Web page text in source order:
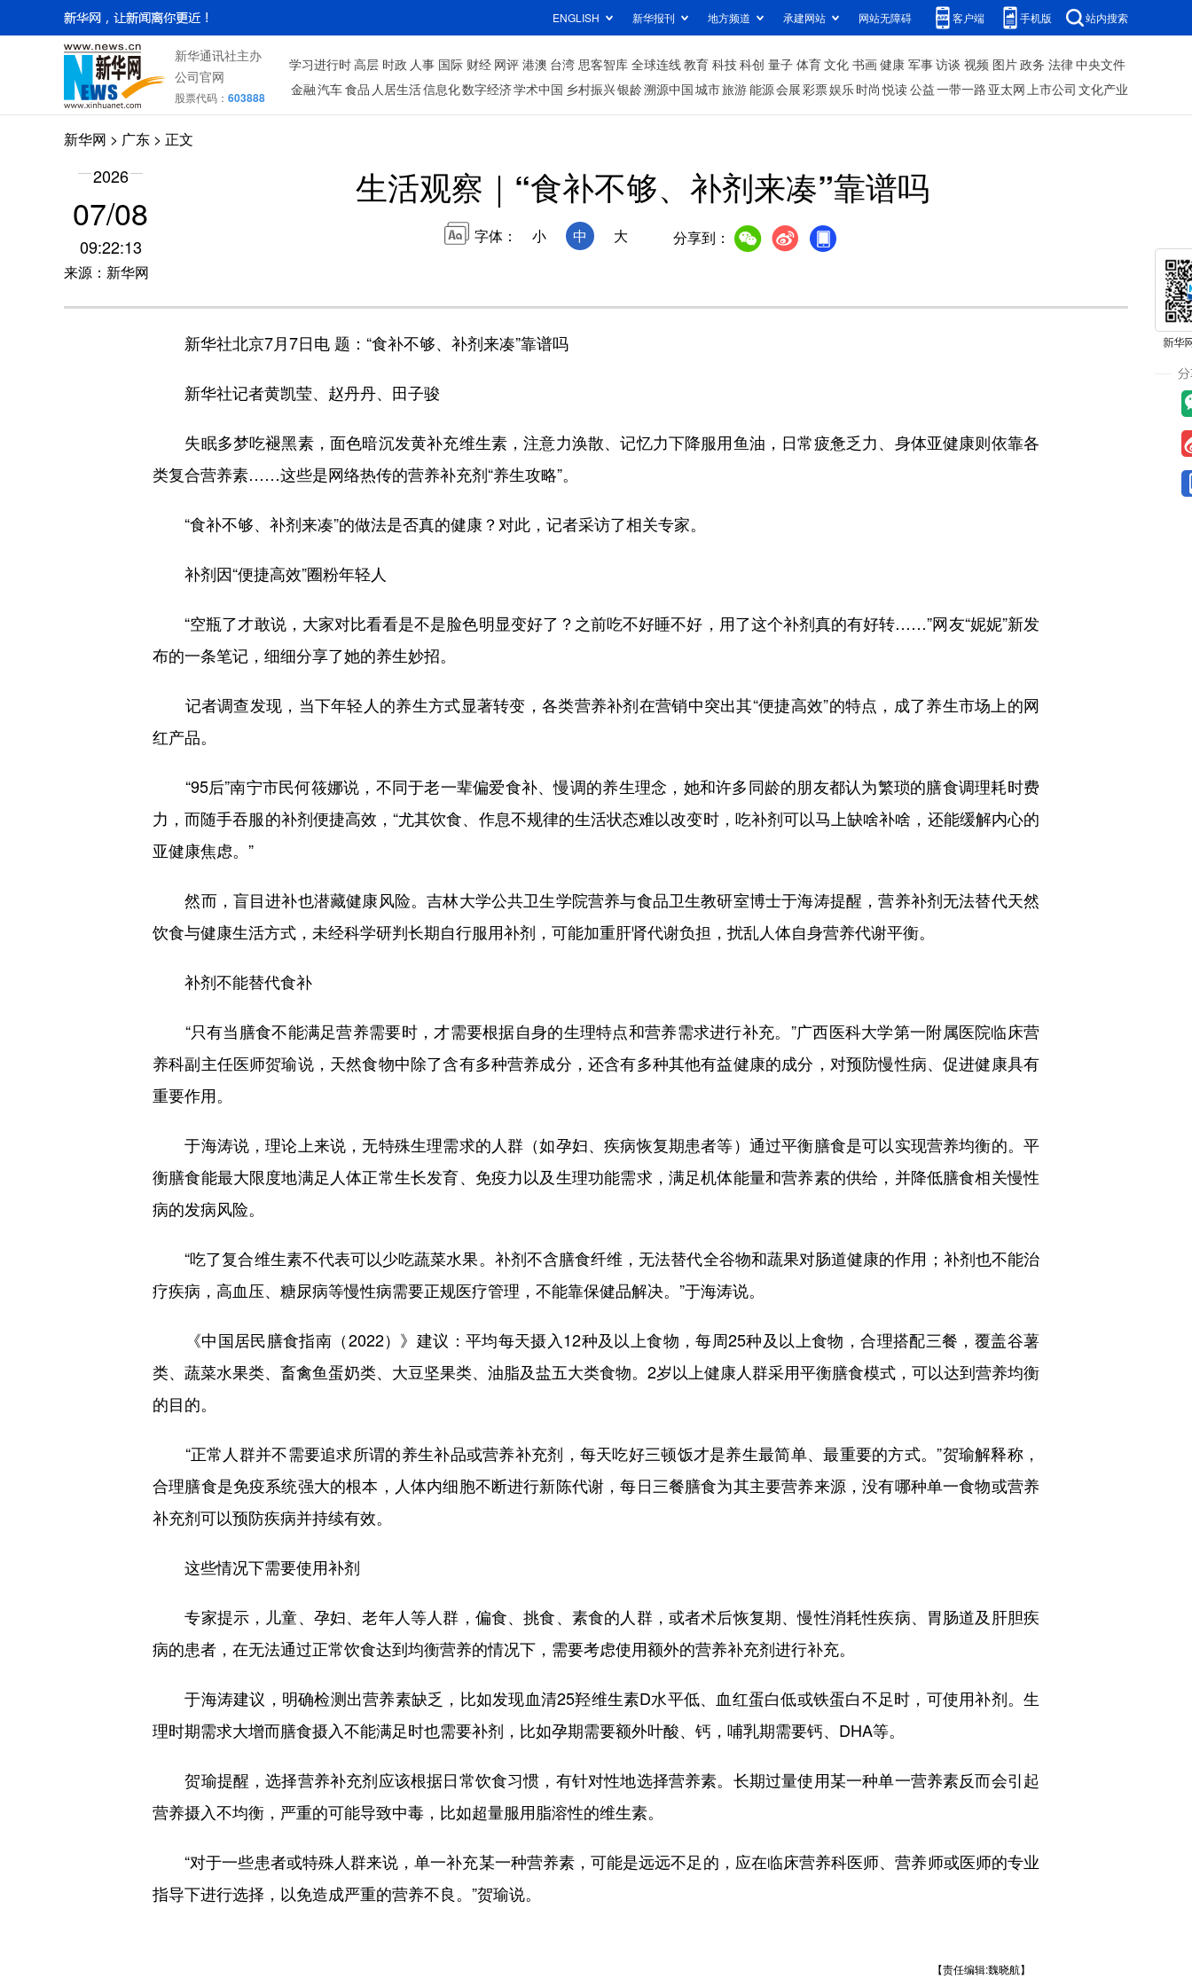
ENGLISH 新华报刊 地方频道 承建网站 网站无障碍 客户端 手机版 站内搜索
新华通讯社主办
公司官网
股票代码： 603888
学习进行时高层 时政 人事 国际 财经 网评 港澳 台湾 思客智库 全球连线教育 科技科创 量子 体育文化 书画健康 军事访谈 视频 图片政务 法律中央文件
金融汽车食品 人居生活信息化数字经济学术中国 乡村振兴银龄溯源中国城市旅游能源会展彩票娱乐时尚 悦读公益一带一路 亚太网上市公司 文化产业
新华网 > 广东 > 正文
2026
07/08
09:22:13
来源：新华网
生活观察｜“食补不够、补剂来凑”靠谱吗
字体： 小 中 大 分享到：
新华社北京7月7日电 题：“食补不够、补剂来凑”靠谱吗
新华社记者黄凯莹、赵丹丹、田子骏
失眠多梦吃褪黑素，面色暗沉发黄补充维生素，注意力涣散、记忆力下降服用鱼油，日常疲惫乏力、身体亚健康则依靠各
类复合营养素……这些是网络热传的营养补充剂“养生攻略”。
“食补不够、补剂来凑”的做法是否真的健康？对此，记者采访了相关专家。
补剂因“便捷高效”圈粉年轻人
“空瓶了才敢说，大家对比看看是不是脸色明显变好了？之前吃不好睡不好，用了这个补剂真的有好转……”网友“妮妮”新发
布的一条笔记，细细分享了她的养生妙招。
记者调查发现，当下年轻人的养生方式显著转变，各类营养补剂在营销中突出其“便捷高效”的特点，成了养生市场上的网
红产品。
“95后”南宁市民何筱娜说，不同于老一辈偏爱食补、慢调的养生理念，她和许多同龄的朋友都认为繁琐的膳食调理耗时费
力，而随手吞服的补剂便捷高效，“尤其饮食、作息不规律的生活状态难以改变时，吃补剂可以马上缺啥补啥，还能缓解内心的
亚健康焦虑。”
然而，盲目进补也潜藏健康风险。吉林大学公共卫生学院营养与食品卫生教研室博士于海涛提醒，营养补剂无法替代天然
饮食与健康生活方式，未经科学研判长期自行服用补剂，可能加重肝肾代谢负担，扰乱人体自身营养代谢平衡。
补剂不能替代食补
“只有当膳食不能满足营养需要时，才需要根据自身的生理特点和营养需求进行补充。”广西医科大学第一附属医院临床营
养科副主任医师贺瑜说，天然食物中除了含有多种营养成分，还含有多种其他有益健康的成分，对预防慢性病、促进健康具有
重要作用。
于海涛说，理论上来说，无特殊生理需求的人群（如孕妇、疾病恢复期患者等）通过平衡膳食是可以实现营养均衡的。平
衡膳食能最大限度地满足人体正常生长发育、免疫力以及生理功能需求，满足机体能量和营养素的供给，并降低膳食相关慢性
病的发病风险。
“吃了复合维生素不代表可以少吃蔬菜水果。补剂不含膳食纤维，无法替代全谷物和蔬果对肠道健康的作用；补剂也不能治
疗疾病，高血压、糖尿病等慢性病需要正规医疗管理，不能靠保健品解决。”于海涛说。
《中国居民膳食指南（2022）》建议：平均每天摄入12种及以上食物，每周25种及以上食物，合理搭配三餐，覆盖谷薯
类、蔬菜水果类、畜禽鱼蛋奶类、大豆坚果类、油脂及盐五大类食物。2岁以上健康人群采用平衡膳食模式，可以达到营养均衡
的目的。
“正常人群并不需要追求所谓的养生补品或营养补充剂，每天吃好三顿饭才是养生最简单、最重要的方式。”贺瑜解释称，
合理膳食是免疫系统强大的根本，人体内细胞不断进行新陈代谢，每日三餐膳食为其主要营养来源，没有哪种单一食物或营养
补充剂可以预防疾病并持续有效。
这些情况下需要使用补剂
专家提示，儿童、孕妇、老年人等人群，偏食、挑食、素食的人群，或者术后恢复期、慢性消耗性疾病、胃肠道及肝胆疾
病的患者，在无法通过正常饮食达到均衡营养的情况下，需要考虑使用额外的营养补充剂进行补充。
于海涛建议，明确检测出营养素缺乏，比如发现血清25羟维生素D水平低、血红蛋白低或铁蛋白不足时，可使用补剂。生
理时期需求大增而膳食摄入不能满足时也需要补剂，比如孕期需要额外叶酸、钙，哺乳期需要钙、DHA等。
贺瑜提醒，选择营养补充剂应该根据日常饮食习惯，有针对性地选择营养素。长期过量使用某一种单一营养素反而会引起
营养摄入不均衡，严重的可能导致中毒，比如超量服用脂溶性的维生素。
“对于一些患者或特殊人群来说，单一补充某一种营养素，可能是远远不足的，应在临床营养科医师、营养师或医师的专业
指导下进行选择，以免造成严重的营养不良。”贺瑜说。
【责任编辑:魏晓航】